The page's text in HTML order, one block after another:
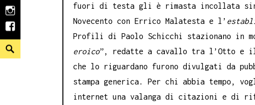
instagram
facebook
Search
fuori di testa gli è rimasta incollata sin
Novecento con Errico Malatesta e l’
Profili di Paolo Schicchi stazionano in
eroico”, redatte a cavallo tra l’Otto e il
che lo riguardano furono divulgati da
stampa generica. Per chi abbia tempo,
internet una valanga di citazioni e di